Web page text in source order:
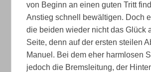
von Beginn an einen guten Tritt
Anstieg schnell bewältigen. Doch
die beiden wieder nicht das Glück
Seite, denn auf der ersten steilen
Manuel. Bei dem eher harmlosen
jedoch die Bremsleitung, der